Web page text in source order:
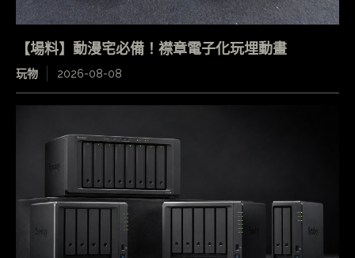
【場料】動漫宅必備！襟章電子化玩埋動畫
玩物 2026-08-08